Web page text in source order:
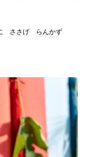
ささげ らんかず